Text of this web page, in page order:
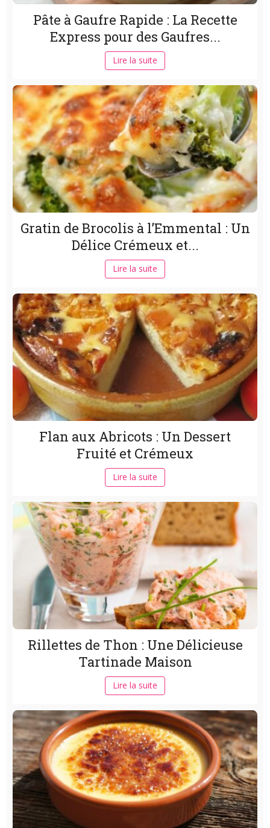
Pâte à Gaufre Rapide : La Recette
Express pour des Gaufres...
Lire la suite
Gratin de Brocolis à l’Emmental : Un
Délice Crémeux et...
Lire la suite
Flan aux Abricots : Un Dessert
Fruité et Crémeux
Lire la suite
Rillettes de Thon : Une Délicieuse
Tartinade Maison
Lire la suite